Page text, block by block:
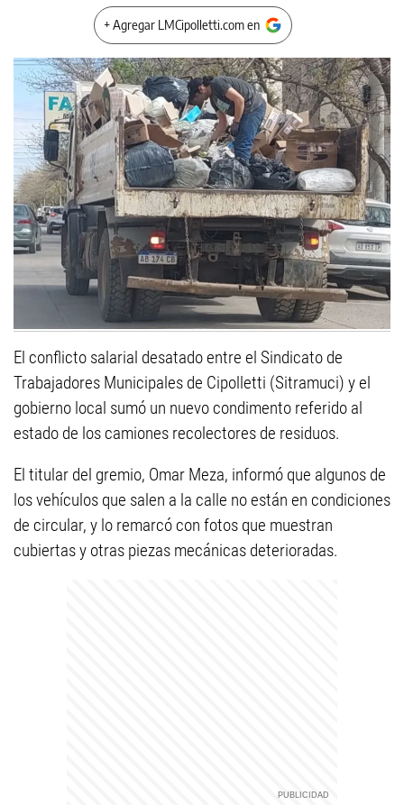
+ Agregar LMCipolletti.com en
El conflicto salarial desatado entre el Sindicato de
Trabajadores Municipales de Cipolletti (Sitramuci) y el
gobierno local sumó un nuevo condimento referido al
estado de los camiones recolectores de residuos.
El titular del gremio, Omar Meza, informó que algunos de
los vehículos que salen a la calle no están en condiciones
de circular, y lo remarcó con fotos que muestran
cubiertas y otras piezas mecánicas deterioradas.